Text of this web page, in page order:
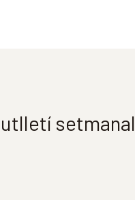
setmanal